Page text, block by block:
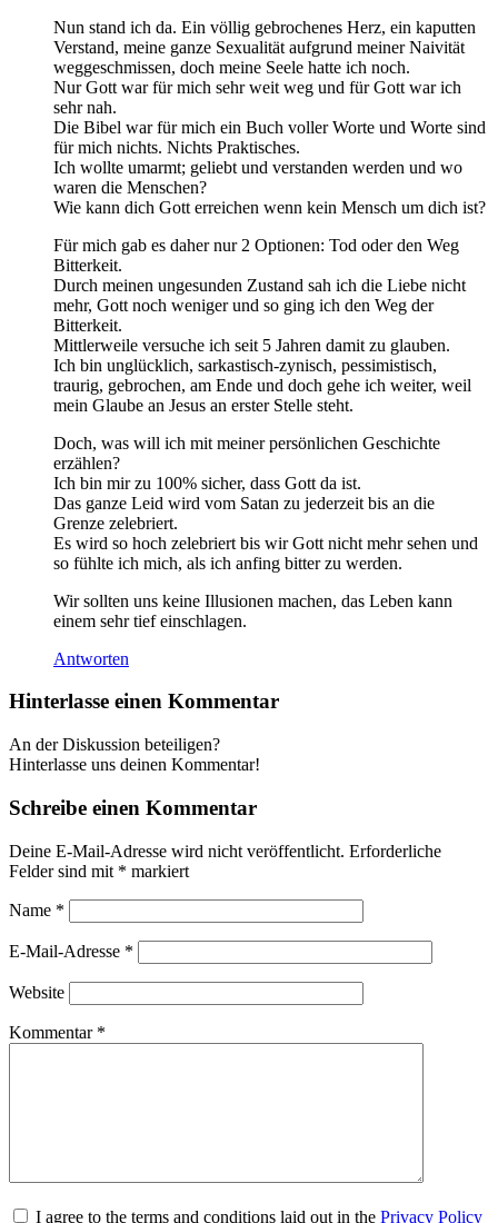
Nun stand ich da. Ein völlig gebrochenes Herz, ein kaputten
Verstand, meine ganze Sexualität aufgrund meiner Naivität
weggeschmissen, doch meine Seele hatte ich noch.
Nur Gott war für mich sehr weit weg und für Gott war ich
sehr nah.
Die Bibel war für mich ein Buch voller Worte und Worte sind
für mich nichts. Nichts Praktisches.
Ich wollte umarmt; geliebt und verstanden werden und wo
waren die Menschen?
Wie kann dich Gott erreichen wenn kein Mensch um dich ist?
Für mich gab es daher nur 2 Optionen: Tod oder den Weg
Bitterkeit.
Durch meinen ungesunden Zustand sah ich die Liebe nicht
mehr, Gott noch weniger und so ging ich den Weg der
Bitterkeit.
Mittlerweile versuche ich seit 5 Jahren damit zu glauben.
Ich bin unglücklich, sarkastisch-zynisch, pessimistisch,
traurig, gebrochen, am Ende und doch gehe ich weiter, weil
mein Glaube an Jesus an erster Stelle steht.
Doch, was will ich mit meiner persönlichen Geschichte
erzählen?
Ich bin mir zu 100% sicher, dass Gott da ist.
Das ganze Leid wird vom Satan zu jederzeit bis an die
Grenze zelebriert.
Es wird so hoch zelebriert bis wir Gott nicht mehr sehen und
so fühlte ich mich, als ich anfing bitter zu werden.
Wir sollten uns keine Illusionen machen, das Leben kann
einem sehr tief einschlagen.
Antworten
Hinterlasse einen Kommentar
An der Diskussion beteiligen?
Hinterlasse uns deinen Kommentar!
Schreibe einen Kommentar
Deine E-Mail-Adresse wird nicht veröffentlicht. Erforderliche
Felder sind mit * markiert
Name *
E-Mail-Adresse *
Website
Kommentar *
I agree to the terms and conditions laid out in the Privacy Policy